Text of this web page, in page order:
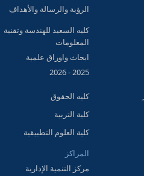
الرؤية والرسالة والأهداف
كليه السعيد للهندسة وتقنية
المعلومات
ابحاث واوراق علمية
2025 - 2026
كليه الحقوق
كلية التربية
كلية العلوم التطبيقية
المراكز
مركز التنمية الإدارية